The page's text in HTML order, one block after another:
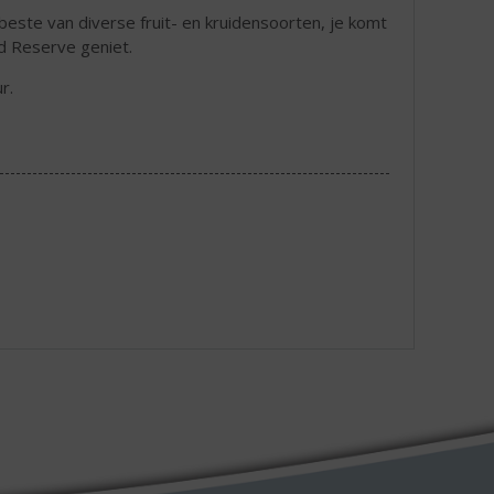
van diverse fruit- en kruidensoorten, je komt
Reserve geniet.